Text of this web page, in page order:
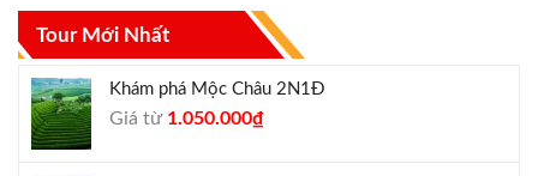
Tour Mới Nhất
Khám phá Mộc Châu 2N1Đ
Giá từ Giá
1.050.000₫Giá